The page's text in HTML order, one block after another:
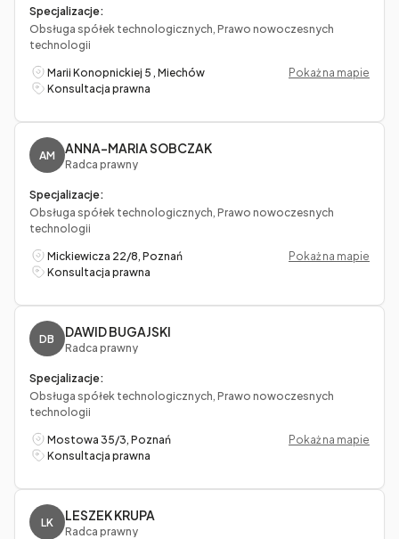
Specjalizacje:
Obsługa spółek technologicznych, Prawo nowoczesnych
technologii
Marii Konopnickiej 5 , Miechów
Pokaż na mapie
Konsultacja prawna
AM ANNA-MARIA SOBCZAK
Radca prawny
Specjalizacje:
Obsługa spółek technologicznych, Prawo nowoczesnych
technologii
Mickiewicza 22/8, Poznań
Pokaż na mapie
Konsultacja prawna
DB DAWID BUGAJSKI
Radca prawny
Specjalizacje:
Obsługa spółek technologicznych, Prawo nowoczesnych
technologii
Mostowa 35/3, Poznań
Pokaż na mapie
Konsultacja prawna
LK LESZEK KRUPA
Radca prawny